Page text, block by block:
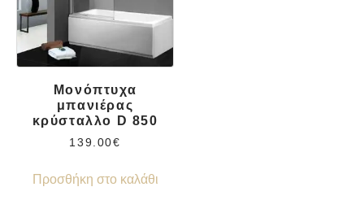
Μονόπτυχα
μπανιέρας
κρύσταλλο D 850
139.00€
Προσθήκη στο καλάθι